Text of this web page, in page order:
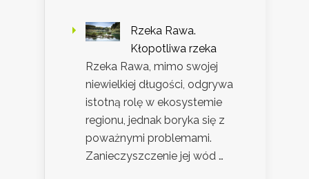
Rzeka Rawa.
Kłopotliwa rzeka
Rzeka Rawa, mimo swojej
niewielkiej długości, odgrywa
istotną rolę w ekosystemie
regionu, jednak boryka się z
poważnymi problemami.
Zanieczyszczenie jej wód …